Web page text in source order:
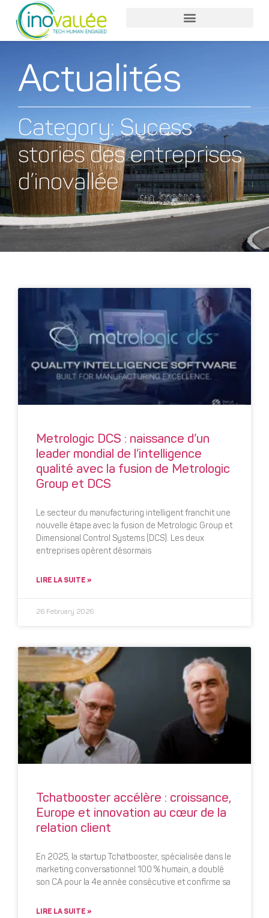
Actualités
Category: Sucess
stories des entreprises
d’inovallée
Metrologic DCS : naissance d’un
leader mondial de l’intelligence
qualité avec la fusion de Metrologic
Group et DCS
Le secteur du manufacturing intelligent franchit une
nouvelle étape avec la fusion de Metrologic Group et
Dimensional Control Systems (DCS). Les deux
entreprises opèrent désormais
LIRE LA SUITE »
26 February 2026
Tchatbooster accélère : croissance,
Europe et innovation au cœur de la
relation client
En 2025, la startup Tchatbooster, spécialisée dans le
marketing conversationnel 100 % humain, a doublé
son CA pour la 4e année consécutive et confirme sa
LIRE LA SUITE »